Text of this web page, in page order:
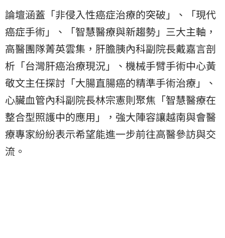
論壇涵蓋「非侵入性癌症治療的突破」、「現代
癌症手術」、「智慧醫療與新趨勢」三大主軸，
高醫團隊菁英雲集，肝膽胰內科副院長戴嘉言剖
析「台灣肝癌治療現況」、機械手臂手術中心黃
敬文主任探討「大腸直腸癌的精準手術治療」、
心臟血管內科副院長林宗憲則聚焦「智慧醫療在
整合型照護中的應用」，強大陣容讓越南與會醫
療專家紛紛表示希望能進一步前往高醫參訪與交
流。